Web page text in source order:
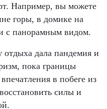
Например, вы можете
горы, в домике на
с панорамным видом.
дала пандемия и
пока границы
в побеге из
силы и